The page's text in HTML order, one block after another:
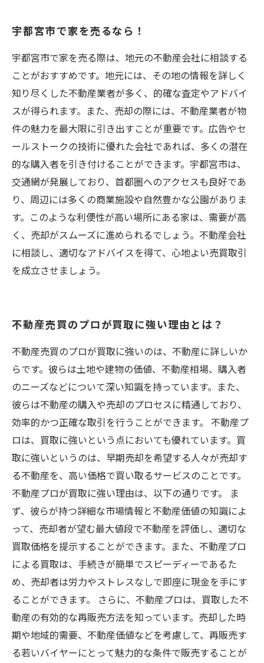
宇都宮市で家を売るなら！
宇都宮市で家を売る際は、地元の不動産会社に相談する
ことがおすすめです。地元には、その地の情報を詳しく
知り尽くした不動産業者が多く、的確な査定やアドバイ
スが得られます。また、売却の際には、不動産業者が物
件の魅力を最大限に引き出すことが重要です。広告やセ
ールストークの技術に優れた会社であれば、多くの潜在
的な購入者を引き付けることができます。宇都宮市は、
交通網が発展しており、首都圏へのアクセスも良好であ
り、周辺には多くの商業施設や自然豊かな公園がありま
す。このような利便性が高い場所にある家は、需要が高
く、売却がスムーズに進められるでしょう。不動産会社
に相談し、適切なアドバイスを得て、心地よい売買取引
を成立させましょう。
不動産売買のプロが買取に強い理由とは？
不動産売買のプロが買取に強いのは、不動産に詳しいか
らです。彼らは土地や建物の価値、不動産相場、購入者
のニーズなどについて深い知識を持っています。また、
彼らは不動産の購入や売却のプロセスに精通しており、
効率的かつ正確な取引を行うことができます。 不動産プ
ロは、買取に強いという点においても優れています。買
取に強いというのは、早期売却を希望する人々が売却す
る不動産を、高い価格で買い取るサービスのことです。
不動産プロが買取に強い理由は、以下の通りです。 ま
ず、彼らが持つ詳細な市場情報と不動産価値の知識によ
って、売却者が望む最大値段で不動産を評価し、適切な
買取価格を提示することができます。また、不動産プロ
による買取は、手続きが簡単でスピーディーであるた
め、売却者は労力やストレスなしで即座に現金を手にす
ることができます。 さらに、不動産プロは、買取した不
動産の有効的な再販売方法を知っています。売却した時
期や地域的需要、不動産価値などを考慮して、再販売す
る若いバイヤーにとって魅力的な条件で販売することが